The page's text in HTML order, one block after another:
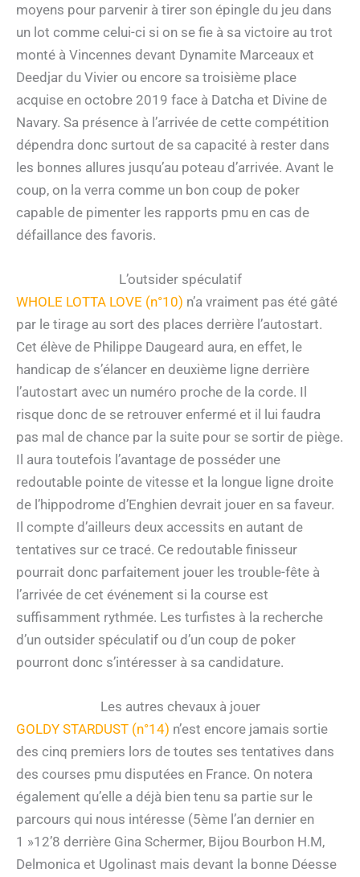
moyens pour parvenir à tirer son épingle du jeu dans
un lot comme celui-ci si on se fie à sa victoire au trot
monté à Vincennes devant Dynamite Marceaux et
Deedjar du Vivier ou encore sa troisième place
acquise en octobre 2019 face à Datcha et Divine de
Navary. Sa présence à l’arrivée de cette compétition
dépendra donc surtout de sa capacité à rester dans
les bonnes allures jusqu’au poteau d’arrivée. Avant le
coup, on la verra comme un bon coup de poker
capable de pimenter les rapports pmu en cas de
défaillance des favoris.
L’outsider spéculatif
WHOLE LOTTA LOVE (n°10) n’a vraiment pas été gâté
par le tirage au sort des places derrière l’autostart.
Cet élève de Philippe Daugeard aura, en effet, le
handicap de s’élancer en deuxième ligne derrière
l’autostart avec un numéro proche de la corde. Il
risque donc de se retrouver enfermé et il lui faudra
pas mal de chance par la suite pour se sortir de piège.
Il aura toutefois l’avantage de posséder une
redoutable pointe de vitesse et la longue ligne droite
de l’hippodrome d’Enghien devrait jouer en sa faveur.
Il compte d’ailleurs deux accessits en autant de
tentatives sur ce tracé. Ce redoutable finisseur
pourrait donc parfaitement jouer les trouble-fête à
l’arrivée de cet événement si la course est
suffisamment rythmée. Les turfistes à la recherche
d’un outsider spéculatif ou d’un coup de poker
pourront donc s’intéresser à sa candidature.
Les autres chevaux à jouer
GOLDY STARDUST (n°14) n’est encore jamais sortie
des cinq premiers lors de toutes ses tentatives dans
des courses pmu disputées en France. On notera
également qu’elle a déjà bien tenu sa partie sur le
parcours qui nous intéresse (5ème l’an dernier en
1 »12’8 derrière Gina Schermer, Bijou Bourbon H.M,
Delmonica et Ugolinast mais devant la bonne Déesse